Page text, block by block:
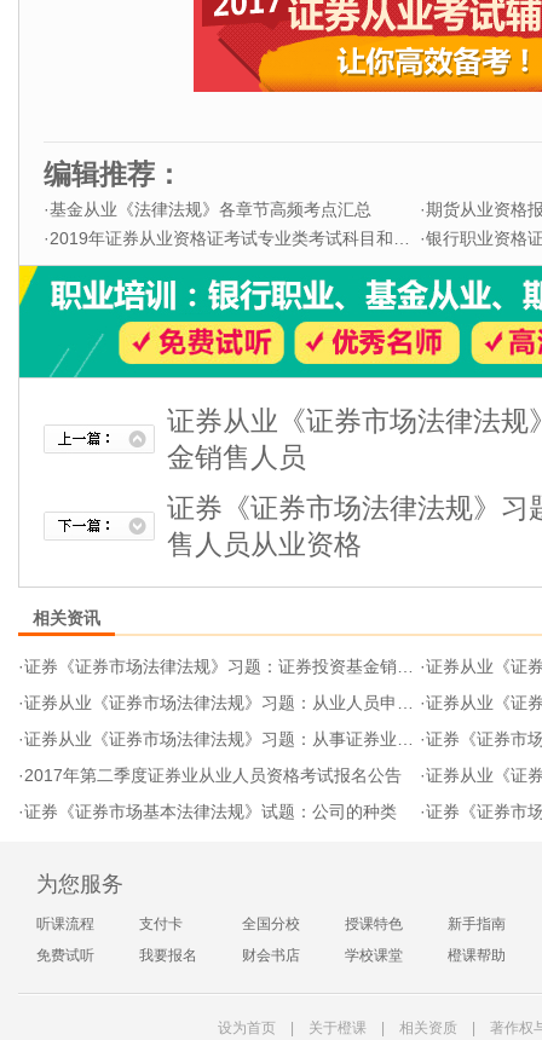
编辑推荐：
·基金从业《法律法规》各章节高频考点汇总 ·期货从业资格
·2019年证券从业资格证考试专业类考试科目和题型 ·银行职业资格证
证券从业《证券市场法律法规
金销售人员
证券《证券市场法律法规》习
售人员从业资格
相关资讯
·证券《证券市场法律法规》习题：证券投资基金销售人员从业资格 ·证券从业《证券市
·证券从业《证券市场法律法规》习题：从业人员申请执业证书 ·证券从业《证券
·证券从业《证券市场法律法规》习题：从事证券业务的资格条件 ·证券《证券市场法
·2017年第二季度证券业从业人员资格考试报名公告 ·证券从业《证
·证券《证券市场基本法律法规》试题：公司的种类 ·证券《证券市
为您服务
听课流程 支付卡 全国分校 授课特色
新手指南
免费试听
我要报名 财会书店 学校课堂 橙课帮助
设为首页| 关于橙课| 相关资质 著作权